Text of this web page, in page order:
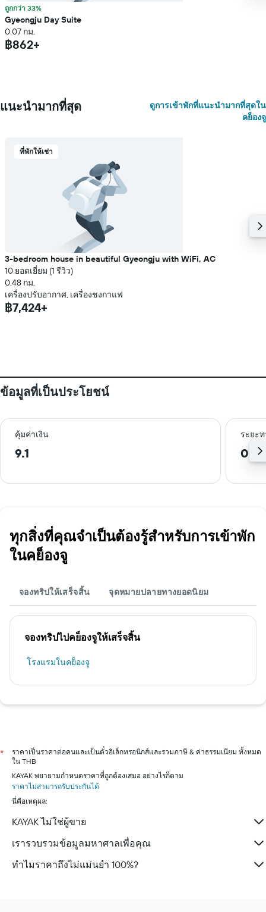
ถูกกว่า 33%
Gyeongju Day Suite
0.07 กม.
฿862+
แนะนำมากที่สุด
ดูการเข้าพักที่แนะนำมากที่สุดใน
คย็องจู
ที่พักให้เช่า
3-bedroom house in beautiful Gyeongju with WiFi, AC
10 ยอดเยี่ยม (1 รีวิว)
0.48 กม.
เครื่องปรับอากาศ, เครื่องชงกาแฟ
฿7,424+
ข้อมูลที่เป็นประโยชน์
คุ้มค่าเงิน ระยะท
9.1 0.3
ทุกสิ่งที่คุณจำเป็นต้องรู้สำหรับการเข้าพัก
ในคย็องจู
จองทริปให้เสร็จสิ้น จุดหมายปลายทางยอดนิยม
จองทริปไปคย็องจูให้เสร็จสิ้น
โรงแรมในคย็องจู
*
ราคาเป็นราคาต่อคนและเป็นตั๋วอิเล็กทรอนิกส์และรวมภาษี & ค่าธรรมเนียม ทั้งหมด
ใน THB
KAYAK พยายามกำหนดราคาที่ถูกต้องเสมอ อย่างไรก็ตาม
ราคาไม่สามารถรับประกันได้
นี่คือเหตุผล:
KAYAK ไม่ใช่ผู้ขาย
เรารวบรวมข้อมูลมหาศาลเพื่อคุณ
ทำไมราคาถึงไม่แม่นยำ 100%?